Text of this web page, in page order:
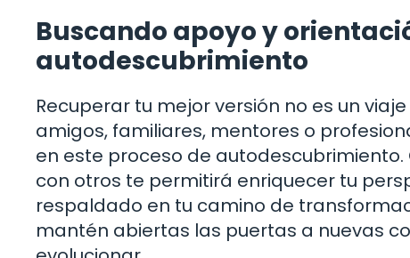
Buscando apoyo y
autodescubrimiento
Recuperar tu mejor versión no es un
amigos, familiares, mentores o
en este proceso de
con otros te permitirá enriquecer tu
respaldado en tu camino de
mantén abiertas las puertas a nuevas